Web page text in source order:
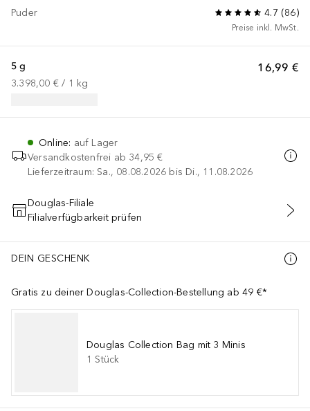
Puder 4.7 (86)
Preise inkl. MwSt.
16,99 €
5 g
3.398,00 € / 1 kg
Online: auf Lager
Versandkostenfrei ab 34,95 €
Lieferzeitraum: Sa., 08.08.2026 bis Di., 11.08.2026
IN DEN WARENKORB
Douglas-Filiale
Filialverfügbarkeit prüfen
DEIN GESCHENK
Gratis zu deiner Douglas-Collection-Bestellung ab 49 €*
Douglas Collection Bag mit 3 Minis
1 Stück